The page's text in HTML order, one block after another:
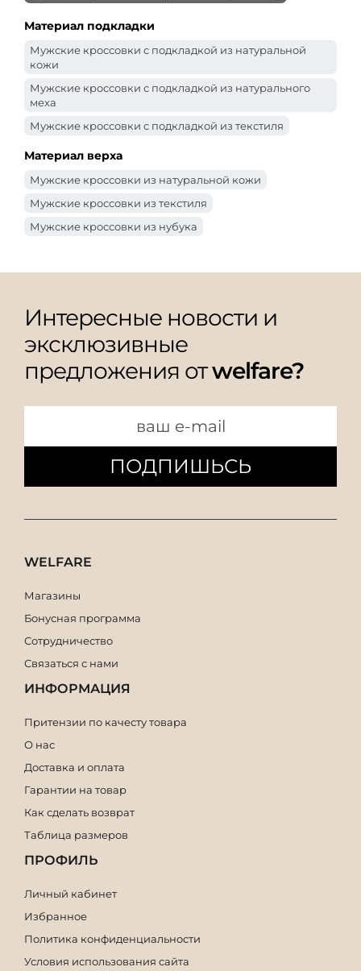
Материал подкладки
Мужские кроссовки с подкладкой из натуральной
кожи
Мужские кроссовки с подкладкой из натурального
меха
Мужские кроссовки с подкладкой из текстиля
Мужские кроссовки с подкладкой из байки
Материал верха
Мужские кроссовки из натуральной кожи
Мужские кроссовки из текстиля
Мужские кроссовки из нубука
Интересные новости и
эксклюзивные
предложения отwelfare?
ПОДПИШЬСЬ
WELFARE
Магазины
Бонусная программа
Сотрудничество
Связаться с нами
ИНФОРМАЦИЯ
Притензии по качесту товара
О нас
Доставка и оплата
Гарантии на товар
Как сделать возврат
Таблица размеров
ПРОФИЛЬ
Личный кабинет
Избранное
Политика конфиденциальности
Условия использования сайта